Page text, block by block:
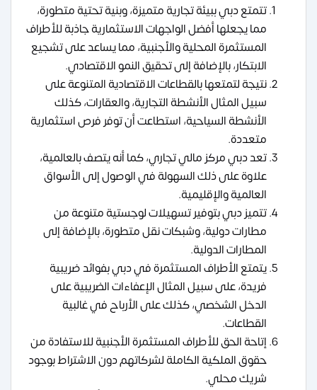
تتمتع دبي ببيئة تجارية متميزة، وبنية تحتية متطورة،
مما يجعلها أفضل الواجهات الاستثمارية جاذبة للأطراف
المستثمرة المحلية والأجنبية، مما يساعد على تشجيع
الابتكار، بالإضافة إلى تحقيق النمو الاقتصادي.
نتيجة لتمتعها بالقطاعات الاقتصادية المتنوعة على
سبيل المثال الأنشطة التجارية، والعقارات، كذلك
الأنشطة السياحية، استطاعت أن توفر فرص استثمارية
متعددة.
تعد دبي مركز مالي تجاري، كما أنه يتصف بالعالمية،
علاوة على ذلك السهولة في الوصول إلى الأسواق
العالمية والإقليمية.
تتميز دبي بتوفير تسهيلات لوجستية متنوعة من
مطارات دولية، وشبكات نقل متطورة، بالإضافة إلى
المطارات الدولية.
يتمتع الأطراف المستثمرة في دبي بفوائد ضريبية
فريدة، على سبيل المثال الإعفاءات الضريبية على
الدخل الشخصي، كذلك على الأرباح في غالبية
القطاعات.
إتاحة الحق للأطراف المستثمرة الأجنبية للاستفادة من
حقوق الملكية الكاملة لشركاتهم دون الاشتراط بوجود
شريك محلي.